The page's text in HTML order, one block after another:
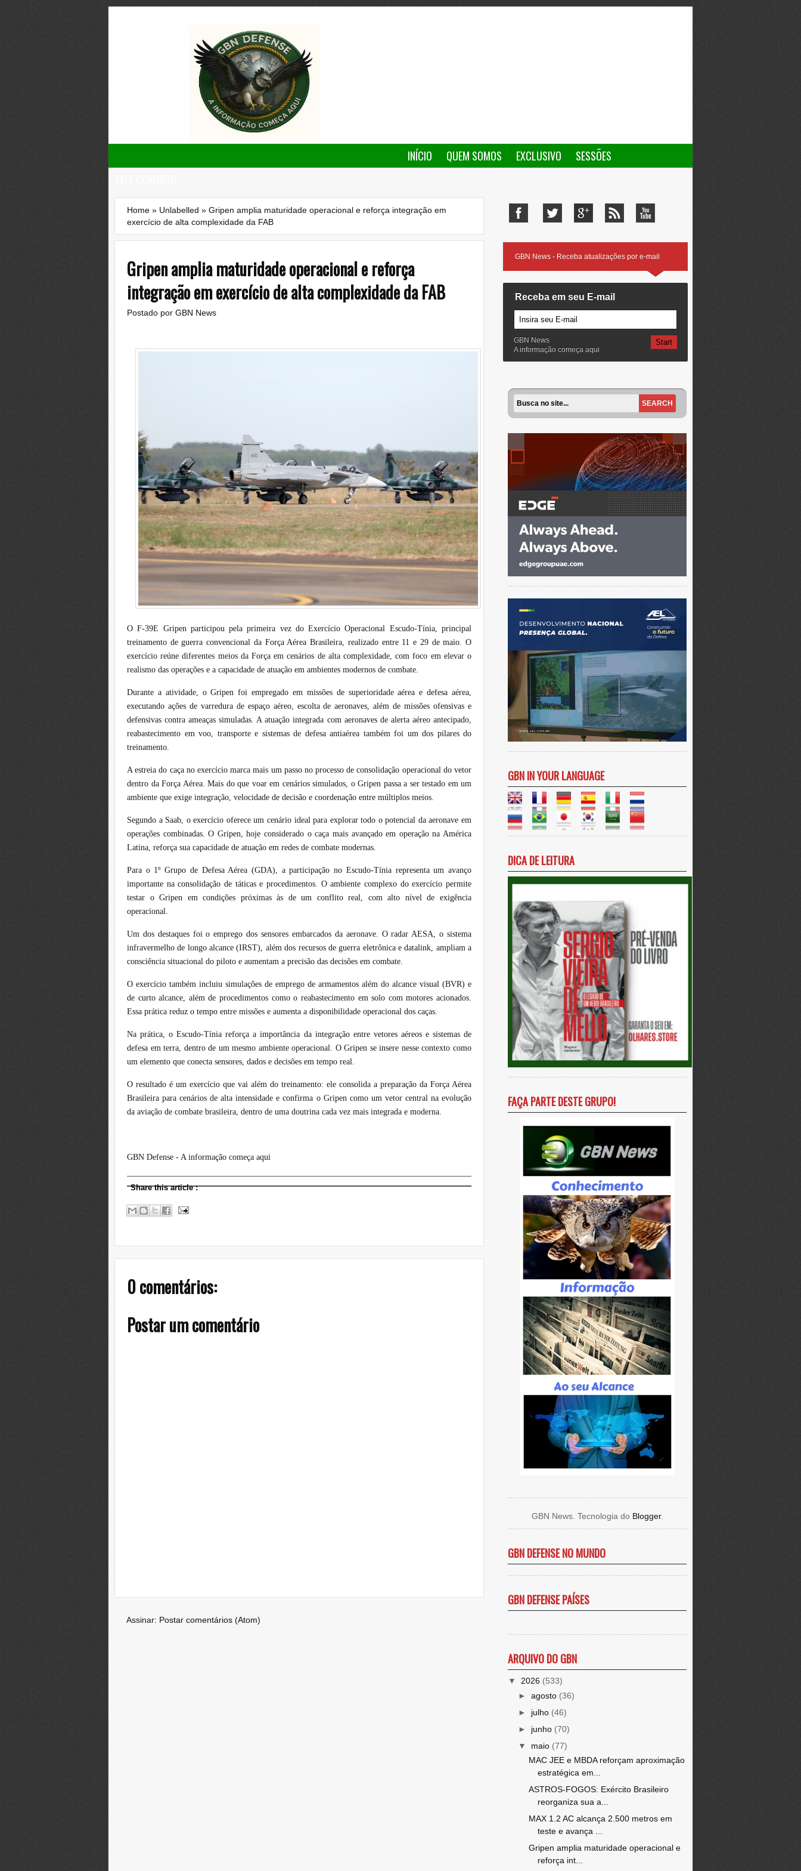
INÍCIO QUEM SOMOS EXCLUSIVO
SESSÕES
Home » Unlabelled » Gripen amplia maturidade operacional e reforça integração em
exercício de alta complexidade da FAB
Gripen amplia maturidade operacional e reforça
integração em exercício de alta complexidade da FAB
Postado por GBN News
O F-39E Gripen participou pela primeira vez do Exercício Operacional Escudo-Tínia, principal
treinamento de guerra convencional da Força Aérea Brasileira, realizado entre 11 e 29 de maio. O
exercício reúne diferentes meios da Força em cenários de alta complexidade, com foco em elevar o
realismo das operações e a capacidade de atuação em ambientes modernos de combate.
Durante a atividade, o Gripen foi empregado em missões de superioridade aérea e defesa aérea,
executando ações de varredura de espaço aéreo, escolta de aeronaves, além de missões ofensivas e
defensivas contra ameaças simuladas. A atuação integrada com aeronaves de alerta aéreo antecipado,
reabastecimento em voo, transporte e sistemas de defesa antiaérea também foi um dos pilares do
treinamento.
A estreia do caça no exercício marca mais um passo no processo de consolidação operacional do vetor
dentro da Força Aérea. Mais do que voar em cenários simulados, o Gripen passa a ser testado em um
ambiente que exige integração, velocidade de decisão e coordenação entre múltiplos meios.
Segundo a Saab, o exercício oferece um cenário ideal para explorar todo o potencial da aeronave em
operações combinadas. O Gripen, hoje considerado o caça mais avançado em operação na América
Latina, reforça sua capacidade de atuação em redes de combate modernas.
Para o 1º Grupo de Defesa Aérea (GDA), a participação no Escudo-Tínia representa um avanço
importante na consolidação de táticas e procedimentos. O ambiente complexo do exercício permite
testar o Gripen em condições próximas às de um conflito real, com alto nível de exigência
operacional.
Um dos destaques foi o emprego dos sensores embarcados da aeronave. O radar AESA, o sistema
infravermelho de longo alcance (IRST), além dos recursos de guerra eletrônica e datalink, ampliam a
consciência situacional do piloto e aumentam a precisão das decisões em combate.
O exercício também incluiu simulações de emprego de armamentos além do alcance visual (BVR) e
de curto alcance, além de procedimentos como o reabastecimento em solo com motores acionados.
Essa prática reduz o tempo entre missões e aumenta a disponibilidade operacional dos caças.
Na prática, o Escudo-Tínia reforça a importância da integração entre vetores aéreos e sistemas de
defesa em terra, dentro de um mesmo ambiente operacional. O Gripen se insere nesse contexto como
um elemento que conecta sensores, dados e decisões em tempo real.
O resultado é um exercício que vai além do treinamento: ele consolida a preparação da Força Aérea
Brasileira para cenários de alta intensidade e confirma o Gripen como um vetor central na evolução
da aviação de combate brasileira, dentro de uma doutrina cada vez mais integrada e moderna.
GBN Defense - A informação começa aqui
Share this article:
0 comentários:
Postar um comentário
Assinar: Postar comentários (Atom)
GBN News - Receba atualizações por e-mail
Receba em seu E-mail
GBN News
A informação começa aqui
GBN IN YOUR LANGUAGE
DICA DE LEITURA
FAÇA PARTE DESTE GRUPO!
GBN News. Tecnologia do Blogger.
GBN DEFENSE NO MUNDO
GBN DEFENSE PAÍSES
ARQUIVO DO GBN
▼ 2026 (533)
► agosto (36)
► julho (46)
► junho (70)
▼ maio (77)
MAC JEE e MBDA reforçam aproximação
estratégica em...
ASTROS-FOGOS: Exército Brasileiro
reorganiza sua a...
MAX 1.2 AC alcança 2.500 metros em
teste e avança ...
Gripen amplia maturidade operacional e
reforça int...